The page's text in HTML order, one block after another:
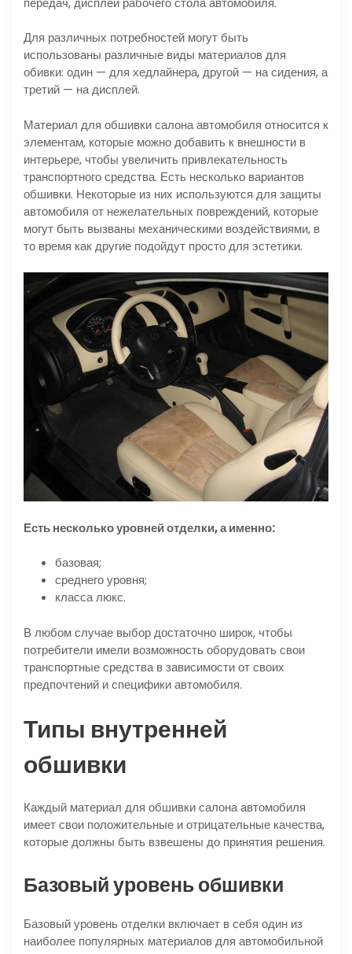
Для различных потребностей могут быть
использованы различные виды материалов для
обивки: один — для хедлайнера, другой — на сидения, а
третий — на дисплей.
Материал для обшивки салона автомобиля относится к
элементам, которые можно добавить к внешности в
интерьере, чтобы увеличить привлекательность
транспортного средства. Есть несколько вариантов
обшивки. Некоторые из них используются для защиты
автомобиля от нежелательных повреждений, которые
могут быть вызваны механическими воздействиями, в
то время как другие подойдут просто для эстетики.
Есть несколько уровней отделки, а именно:
базовая;
среднего уровня;
класса люкс.
В любом случае выбор достаточно широк, чтобы
потребители имели возможность оборудовать свои
транспортные средства в зависимости от своих
предпочтений и специфики автомобиля.
Типы внутренней
обшивки
Каждый материал для обшивки салона автомобиля
имеет свои положительные и отрицательные качества,
которые должны быть взвешены до принятия решения.
Базовый уровень обшивки
Базовый уровень отделки включает в себя один из
наиболее популярных материалов для автомобильной